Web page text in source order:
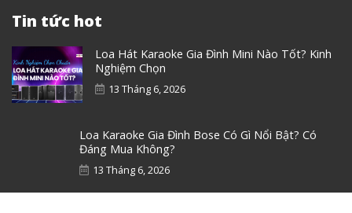
Tin tức hot
Loa Hát Karaoke Gia Đình Mini Nào Tốt? Kinh
Nghiệm Chọn
13 Tháng 6, 2026
Loa Karaoke Gia Đình Bose Có Gì Nổi Bật? Có
Đáng Mua Không?
13 Tháng 6, 2026